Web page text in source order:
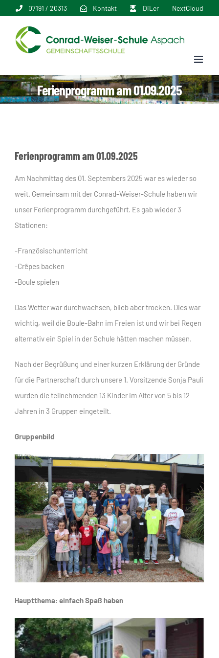
springen
07191 / 20313 Kontakt DiLer NextCloud
Ferienprogramm am 01.09.2025
Ferienprogramm am 01.09.2025
Am Nachmittag des 01. Septembers 2025 war es wieder so
weit. Gemeinsam mit der Conrad-Weiser-Schule haben wir
unser Ferienprogramm durchgeführt. Es gab wieder 3
Stationen:
-Französischunterricht
-Crêpes backen
-Boule spielen
Das Wetter war durchwachsen, blieb aber trocken. Dies war
wichtig, weil die Boule-Bahn im Freien ist und wir bei Regen
alternativ ein Spiel in der Schule hätten machen müssen.
Nach der Begrüßung und einer kurzen Erklärung der Gründe
für die Partnerschaft durch unsere 1. Vorsitzende Sonja Pauli
wurden die teilnehmenden 13 Kinder im Alter von 5 bis 12
Jahren in 3 Gruppen eingeteilt.
Gruppenbild
Hauptthema: einfach Spaß haben